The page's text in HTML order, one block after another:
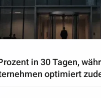
in 30 Tagen,
optimiert